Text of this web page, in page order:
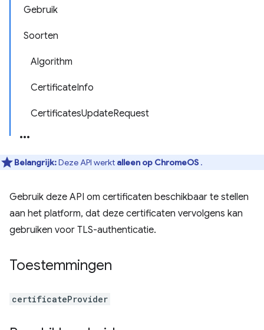
Gebruik
Soorten
Algorithm
CertificateInfo
CertificatesUpdateRequest
Belangrijk:Deze API werkt alleen op ChromeOS .
Gebruik deze API om certificaten beschikbaar te stellen
aan het platform, dat deze certificaten vervolgens kan
gebruiken voor TLS-authenticatie.
Toestemmingen
certificateProvider